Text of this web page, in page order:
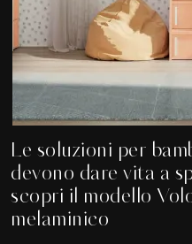
Le soluzioni per
devono dare vita a
scopri il modello
melaminico